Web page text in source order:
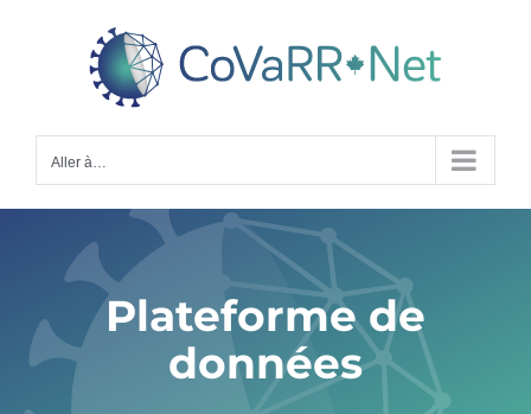
Aller à…
Plateforme de
données